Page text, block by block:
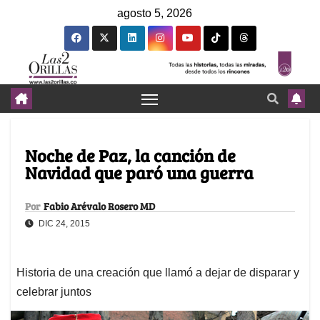
agosto 5, 2026
Noche de Paz, la canción de
Navidad que paró una guerra
Por Fabio Arévalo Rosero MD
DIC 24, 2015
Historia de una creación que llamó a dejar de disparar y
celebrar juntos